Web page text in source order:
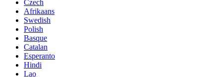
Czech
Afrikaans
Swedish
Polish
Basque
Catalan
Esperanto
Hindi
Lao